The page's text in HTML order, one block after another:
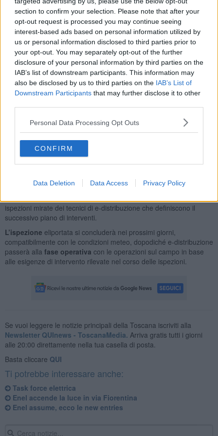
section to confirm your selection. Please note that after your
opt-out request is processed you may continue seeing
interest-based ads based on personal information utilized by
us or personal information disclosed to third parties prior to
your opt-out. You may separately opt-out of the further
disclosure of your personal information by third parties on the
IAB’s list of downstream participants. This information may
also be disclosed by us to third parties on the IAB’s List of
Downstream Participants that may further disclose it to other
Personal Data Processing Opt Outs
CONFIRM
Data Deletion Data Access Privacy Policy
check-up aereoavviene con un elicottero specializzato che
consentirà di monitorare lo stato di salute degli oltre 1.300 km di
rete elettrica tra
Arezzo città, Foiano della Chiana, Bibbiena,
Badia Tedalda, Monte San Savino e Montevarchi.
verifica con elicottero , effettuata con tecnologie di ultima
generazione, consiste nell’ispezione delle linee aeree, difficilmente
prevenzione e manutenzione delle linee elettriche. I voli a bassa
quota delle linee consentono la rilevazione visiva, ad elevata
risoluzione, di eventuali anomalie e la ripresa video della situazione
degli impianti. Durante queste ispezioni viene posta particolare
attenzione alla presenza di piante nelle immediate vicinanze dei
conduttori, allo stato dei sostegni, delle mensole, degli isolatori e
linee elettriche in tensione,
senza ricorrere a interruzioni
e quindi senza disagio per la clientela. Al controllo aereo
ispezioni mirate dei tecnici di e-distribuzione che definiscono il
successivo piano di interventi.
L’ispezione eliportata si concluderà nei prossimi giorni,
compatibilmente con le condizioni meteo, dopodiché e-distribuzione
passerà alla fase operativa con le operazioni sul campo in base
alle esigenze di intervento rilevate nel corso delle ispezioni.
Se vuoi leggere le notizie principali della Toscana iscriviti alla
Newsletter QUInews - ToscanaMedia. Arriva gratis tutti i giorni
alle 20:00 direttamente nella tua casella di posta.
Basta cliccare QUI
Ti potrebbe interessare anche:
Task force elettrica
Enel accende la luce in via Fiorentina
Enel assume, ecco le new entries